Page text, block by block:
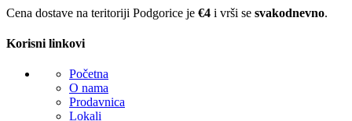
Cena dostave na teritoriji Podgorice je €4 i vrši se svakodnevno.
Korisni linkovi
Početna
O nama
Prodavnica
Lokali